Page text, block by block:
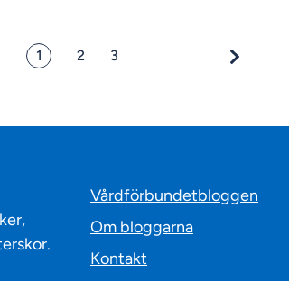
1 2 3
Vårdförbundetbloggen
Om bloggarna
Kontakt